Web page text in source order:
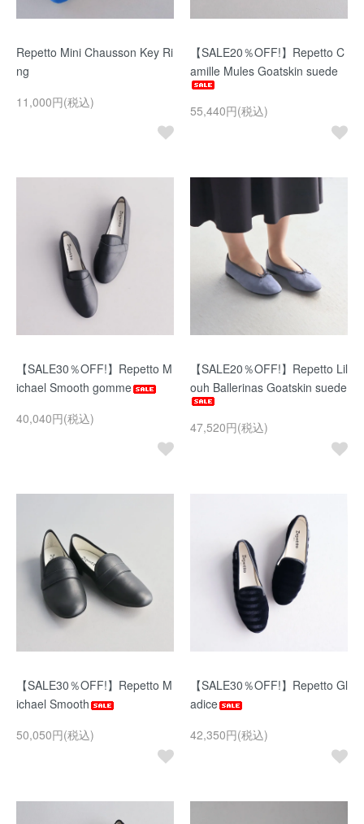
Repetto Mini Chausson Key Ri
ng
11,000円(税込)
【SALE20％OFF!】Repetto C
amille Mules Goatskin suede
55,440円(税込)
【SALE30％OFF!】Repetto M
ichael Smooth gomme
40,040円(税込)
【SALE20％OFF!】Repetto Lil
ouh Ballerinas Goatskin suede
47,520円(税込)
【SALE30％OFF!】Repetto M
ichael Smooth
50,050円(税込)
【SALE30％OFF!】Repetto Gl
adice
42,350円(税込)